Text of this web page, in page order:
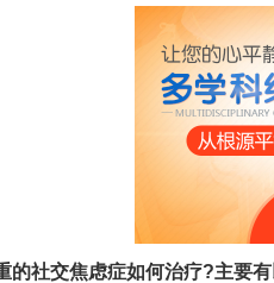
的社交焦虑症如何治疗?主要有